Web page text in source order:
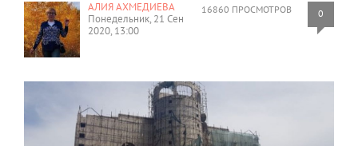
16860 ПРОСМОТРОВ 0
АЛИЯ АХМЕДИЕВА
Понедельник, 21 Сен
2020, 13:00